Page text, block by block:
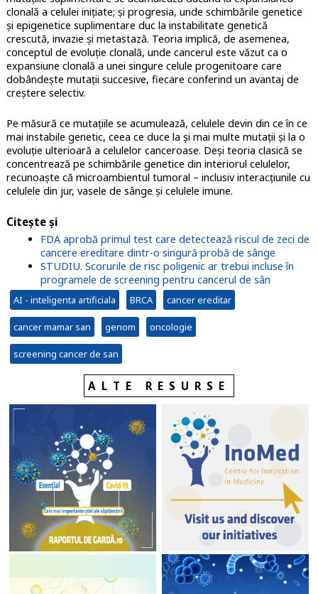
clonală a celulei inițiate; și progresia, unde schimbările genetice
și epigenetice suplimentare duc la instabilitate genetică
crescută, invazie și metastază. Teoria implică, de asemenea,
conceptul de evoluție clonală, unde cancerul este văzut ca o
expansiune clonală a unei singure celule progenitoare care
dobândește mutații succesive, fiecare conferind un avantaj de
creștere selectiv.
Pe măsură ce mutațiile se acumulează, celulele devin din ce în ce
mai instabile genetic, ceea ce duce la și mai multe mutații și la o
evoluție ulterioară a celulelor canceroase. Deși teoria clasică se
concentrează pe schimbările genetice din interiorul celulelor,
recunoaște că microambientul tumoral – inclusiv interacțiunile cu
celulele din jur, vasele de sânge și celulele imune.
Citește și
FDA aprobă primul test care detectează riscul de zeci de
cancere ereditare dintr-o singură probă de sânge
STUDIU. Scorurile de risc poligenic ar trebui incluse în
programele de screening pentru cancerul de sân
AI - inteligenta artificiala BRCA cancer ereditar
cancer mamar san genom oncologie
screening cancer de san
ALTE RESURSE